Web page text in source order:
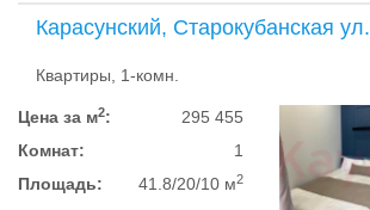
Карасунский, Старокубанская ул.
Квартиры, 1-комн.
Цена за м2:
295 455
Комнат:
1
Площадь:
41.8/20/10 м2